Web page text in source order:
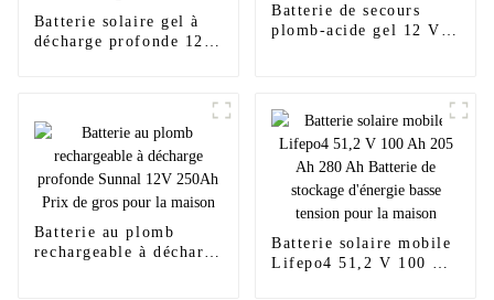
Batterie solaire gel à
décharge profonde 12 V
Batterie de secours
plomb-acide gel 12 V
Batterie au plomb
rechargeable à décharge
Batterie solaire mobile
Lifepo4 51,2 V 100 Ah